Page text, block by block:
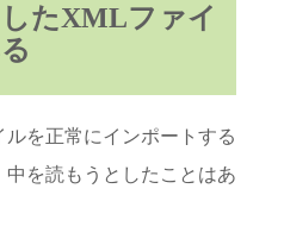
たXMLファイ
を正常にインポートする
を読もうとしたことはあ